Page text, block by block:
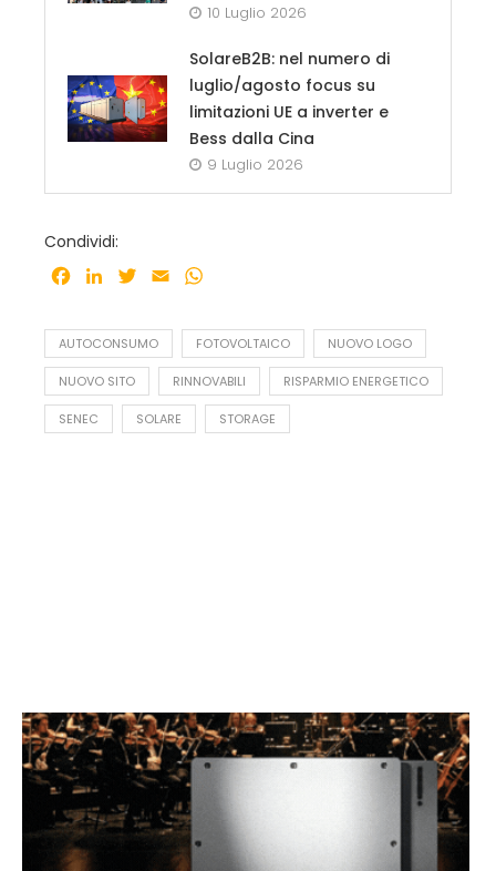
10 Luglio 2026
SolareB2B: nel numero di
luglio/agosto focus su
limitazioni UE a inverter e
Bess dalla Cina
9 Luglio 2026
Condividi:
Facebook
LinkedInTwitter
Email
AUTOCONSUMO FOTOVOLTAICO NUOVO LOGO
NUOVO SITO RINNOVABILI RISPARMIO ENERGETICO
SENEC SOLARE STORAGE